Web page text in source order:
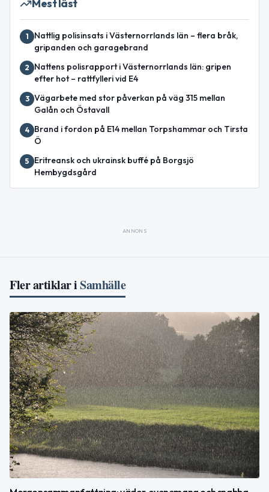
Mest läst
1
Nattlig polisinsats i Västernorrlands län – flera bråk,
gripanden och garagebrand
2
Nattens polisrapport i Västernorrlands län: gripen
efter hot – rattfylleri vid E4
3 Vägarbete med stor påverkan på väg 315 mellan
Galån och Östavall
4
Brand i fordon på E14 mellan Torpshammar och Tirsta
Ö
5
Eritreansk och ukrainsk buffé på Borgsjö
Hembygdsgård
ANNONS
Fler artiklar iSamhälle